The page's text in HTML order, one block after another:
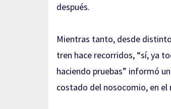
después.
Mientras tanto, desde
tren hace recorridos, “sí, ya
haciendo pruebas” informó
costado del nosocomio, en el